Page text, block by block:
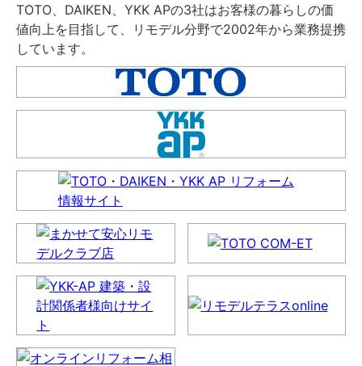
TOTO、DAIKEN、YKK APの3社はお客様の暮らしの価
値向上を目指して、リモデル分野で2002年から業務提携
しています。